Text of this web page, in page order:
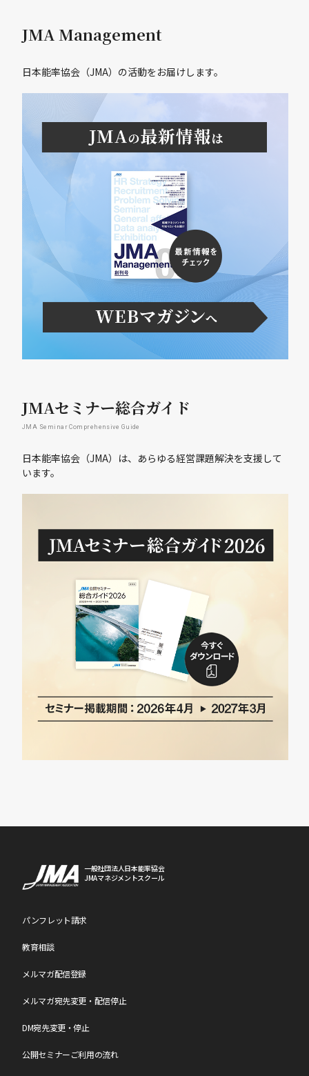
JMA Management
日本能率協会（JMA）の活動をお届けします。
JMAセミナー総合ガイド
JMA Seminar Comprehensive Guide
日本能率協会（JMA）は、あらゆる経営課題解決を支援して
います。
一般社団法人日本能率協会
JMAマネジメントスクール
パンフレット請求
教育相談
メルマガ配信登録
メルマガ宛先変更・配信停止
DM宛先変更・停止
公開セミナーご利用の流れ